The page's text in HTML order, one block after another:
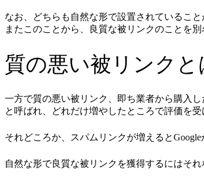
なお、どちらも自然な形で設置されていること
またこのことから、良質な被リンクのことを
質の悪い被リンクと
一方で質の悪い被リンク、即ち業者から購入
と呼ばれ、どれだけ増やしたところで評価を受
それどころか、スパムリンクが増えると
自然な形で良質な被リンクを獲得するにはそ